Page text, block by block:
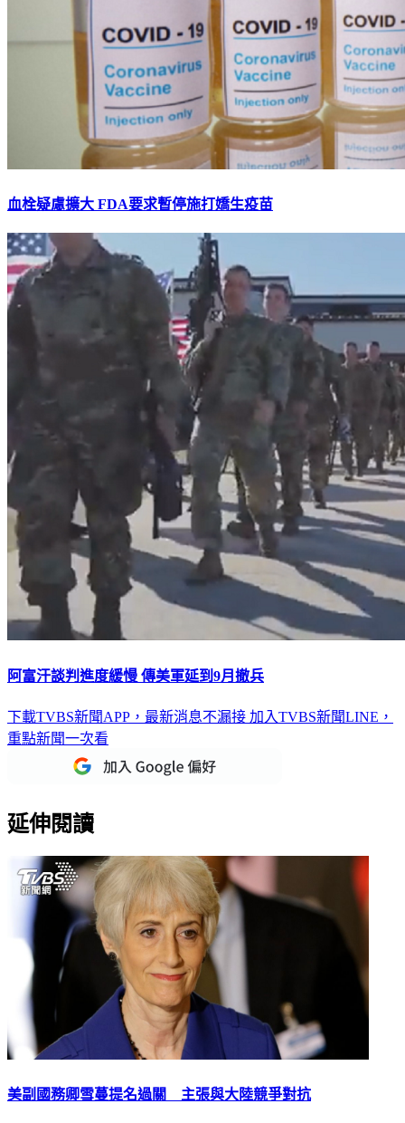
血栓疑慮擴大 FDA要求暫停施打嬌生疫苗
阿富汗談判進度緩慢 傳美軍延到9月撤兵
下載TVBS新聞APP，最新消息不漏接 加入TVBS新聞LINE，
重點新聞一次看
延伸閱讀
美副國務卿雪蔓提名過關 主張與大陸競爭對抗